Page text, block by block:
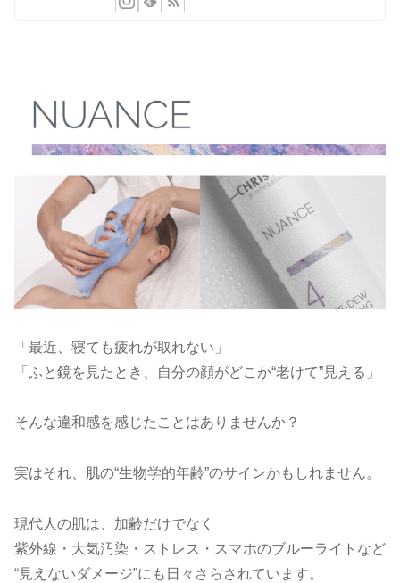
「最近、寝ても疲れが取れない」
「ふと鏡を見たとき、自分の顔がどこか“老けて”見える」
そんな違和感を感じたことはありませんか？
実はそれ、肌の“生物学的年齢”のサインかもしれません。
現代人の肌は、加齢だけでなく
紫外線・大気汚染・ストレス・スマホのブルーライトなど
“見えないダメージ”にも日々さらされています。